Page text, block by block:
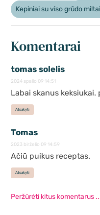
Kepiniai su viso grūdo
Komentarai
tomas solelis
2024 spalio 09 14:51
Labai skanus
Atsakyti
Tomas
2023 birželio 09 14:59
Ačiū puikus receptas.
Atsakyti
Peržūrėti kitus komentarus